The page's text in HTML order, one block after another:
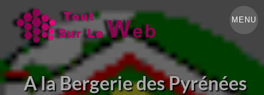
MENU
A la Bergerie des Pyrénées